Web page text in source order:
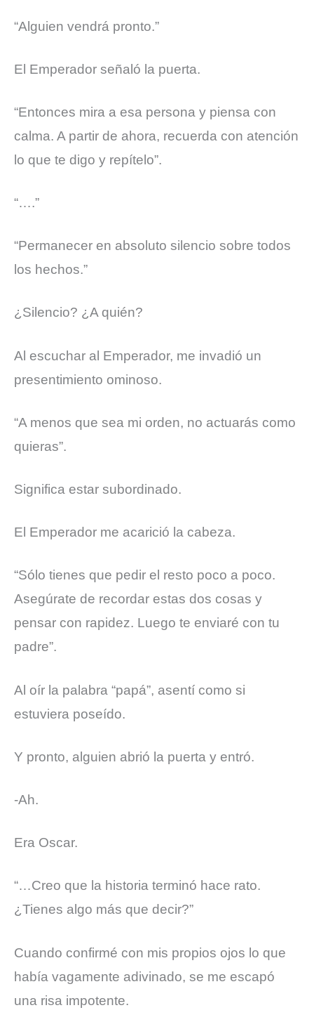
“Alguien vendrá pronto.”
El Emperador señaló la puerta.
“Entonces mira a esa persona y piensa con
calma. A partir de ahora, recuerda con atención
lo que te digo y repítelo”.
“….”
“Permanecer en absoluto silencio sobre todos
los hechos.”
¿Silencio? ¿A quién?
Al escuchar al Emperador, me invadió un
presentimiento ominoso.
“A menos que sea mi orden, no actuarás como
quieras”.
Significa estar subordinado.
El Emperador me acarició la cabeza.
“Sólo tienes que pedir el resto poco a poco.
Asegúrate de recordar estas dos cosas y
pensar con rapidez. Luego te enviaré con tu
padre”.
Al oír la palabra “papá”, asentí como si
estuviera poseído.
Y pronto, alguien abrió la puerta y entró.
-Ah.
Era Oscar.
“…Creo que la historia terminó hace rato.
¿Tienes algo más que decir?”
Cuando confirmé con mis propios ojos lo que
había vagamente adivinado, se me escapó
una risa impotente.